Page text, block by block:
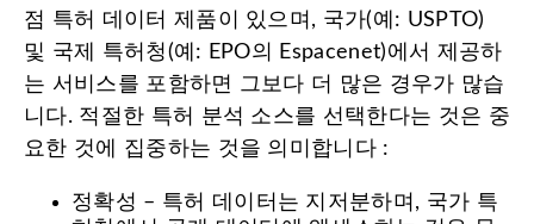
점 특허 데이터 제품이 있으며, 국가(예: USPTO)
및 국제 특허청(예: EPO의 Espacenet)에서 제공하
는 서비스를 포함하면 그보다 더 많은 경우가 많습
니다. 적절한 특허 분석 소스를 선택한다는 것은 중
요한 것에 집중하는 것을 의미합니다 :
정확성 – 특허 데이터는 지저분하며, 국가 특